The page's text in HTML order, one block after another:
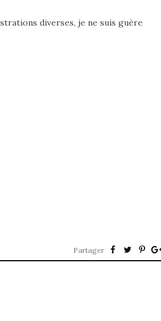
diverses, je ne suis guère
Partager